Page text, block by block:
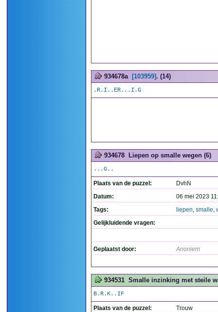
934678a [103959] . (14)
.R.I..ER...I.G
934678 Liepen op smalle wegen (6)
...G..
Plaats van de puzzel:
DvhN
Datum:
06 mei 2023
Tags:
liepen, smalle,
Gelijkluidende vragen:
Geplaatst door: Anoniem
934531 Smalle inzinking met steile
B.R.K..IF
Plaats van de puzzel:
Trouw